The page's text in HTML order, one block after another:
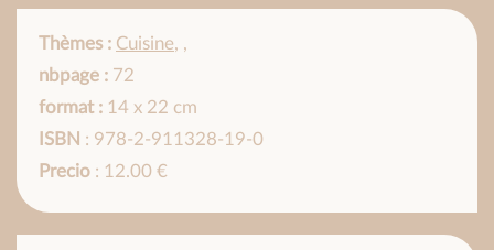
Thèmes : Cuisine, ,
nbpage : 72
format : 14 x 22 cm
ISBN : 978-2-911328-19-0
Precio : 12.00 €